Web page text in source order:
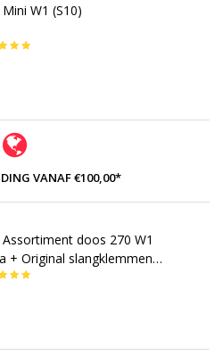
Mini W1 (S10)
VANAF €100,00*
Assortiment doos 270 W1
+ Original slangklemmen